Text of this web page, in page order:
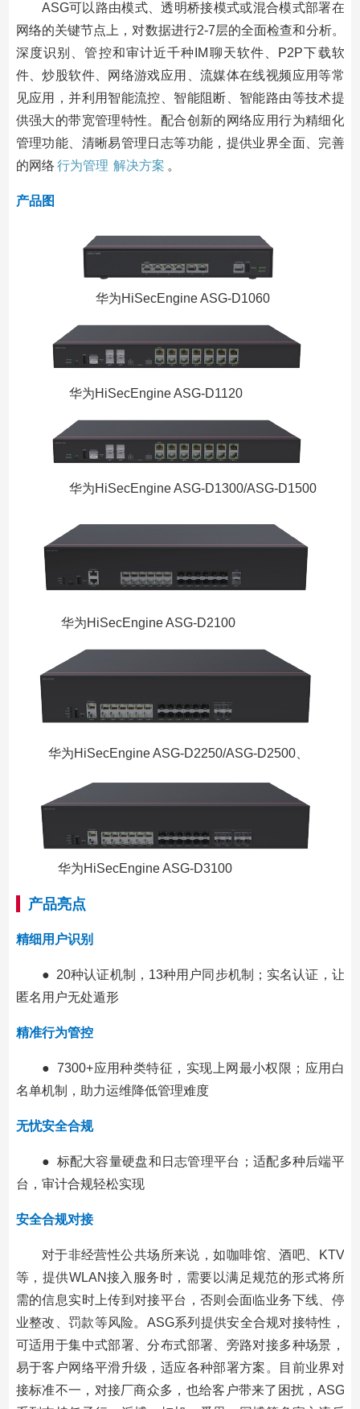
ASG可以路由模式、透明桥接模式或混合模式部署在
网络的关键节点上，对数据进行2-7层的全面检查和分析。
深度识别、管控和审计近千种IM聊天软件、P2P下载软
件、炒股软件、网络游戏应用、流媒体在线视频应用等常
见应用，并利用智能流控、智能阻断、智能路由等技术提
供强大的带宽管理特性。配合创新的网络应用行为精细化
管理功能、清晰易管理日志等功能，提供业界全面、完善
的网络 行为管理 解决方案 。
产品图
华为HiSecEngine ASG-D1060
华为HiSecEngine ASG-D1120
华为HiSecEngine ASG-D1300/ASG-D1500
华为HiSecEngine ASG-D2100
华为HiSecEngine ASG-D2250/ASG-D2500、
华为HiSecEngine ASG-D3100
产品亮点
精细用户识别
● 20种认证机制，13种用户同步机制；实名认证，让
匿名用户无处遁形
精准行为管控
● 7300+应用种类特征，实现上网最小权限；应用白
名单机制，助力运维降低管理难度
无忧安全合规
● 标配大容量硬盘和日志管理平台；适配多种后端平
台，审计合规轻松实现
安全合规对接
对于非经营性公共场所来说，如咖啡馆、酒吧、KTV
等，提供WLAN接入服务时，需要以满足规范的形式将所
需的信息实时上传到对接平台，否则会面临业务下线、停
业整改、罚款等风险。ASG系列提供安全合规对接特性，
可适用于集中式部署、分布式部署、旁路对接多种场景，
易于客户网络平滑升级，适应各种部署方案。目前业界对
接标准不一，对接厂商众多，也给客户带来了困扰，ASG